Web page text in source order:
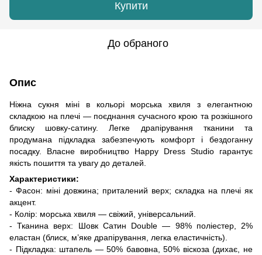
Купити
До обраного
Опис
Ніжна сукня міні в кольорі морська хвиля з елегантною
складкою на плечі — поєднання сучасного крою та розкішного
блиску шовку-сатину. Легке драпірування тканини та
продумана підкладка забезпечують комфорт і бездоганну
посадку. Власне виробництво Happy Dress Studio гарантує
якість пошиття та увагу до деталей.
Характеристики:
- Фасон: міні довжина; приталений верх; складка на плечі як
акцент.
- Колір: морська хвиля — свіжий, універсальний.
- Тканина верх: Шовк Сатин Double — 98% поліестер, 2%
еластан (блиск, м’яке драпірування, легка еластичність).
- Підкладка: штапель — 50% бавовна, 50% віскоза (дихає, не